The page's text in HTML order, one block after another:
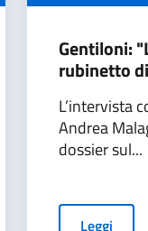
Gentiloni:
rubinetto
L’intervista
Andrea
dossier sul...
Leggi